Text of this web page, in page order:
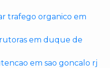
trafego organico em
em duque de
em sao goncalo rj